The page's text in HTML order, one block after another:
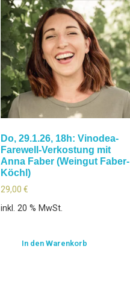
Do, 29.1.26, 18h: Vinodea-
Farewell-Verkostung mit
Anna Faber (Weingut Faber-
Köchl)
29,00 €
inkl. 20 % MwSt.
In den Warenkorb